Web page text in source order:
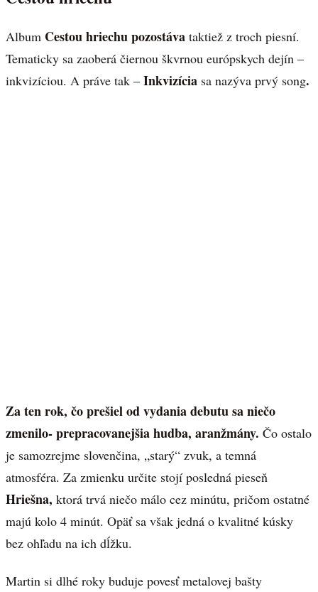
Album Cestou hriechu pozostáva taktiež z troch piesní.
Tematicky sa zaoberá čiernou škvrnou európskych dejín –
inkvizíciou. A práve tak – Inkvizícia sa nazýva prvý song.
Za ten rok, čo prešiel od vydania debutu sa niečo
zmenilo- prepracovanejšia hudba, aranžmány. Čo ostalo
je samozrejme slovenčina, „starý“ zvuk, a temná
atmosféra. Za zmienku určite stojí posledná pieseň
Hriešna, ktorá trvá niečo málo cez minútu, pričom ostatné
majú kolo 4 minút. Opäť sa však jedná o kvalitné kúsky
bez ohľadu na ich dĺžku.
Martin si dlhé roky buduje povesť metalovej bašty